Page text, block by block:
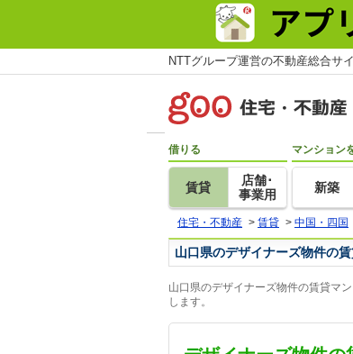
NTTグループ運営の不動産総合サ
借りる
賃貸
店舗･
事業用
マンション
新築
住宅・不動産 > 賃貸 > 中国・四国
山口県のデザイナーズ物件の
山口県のデザイナーズ物件の賃貸マ
します。